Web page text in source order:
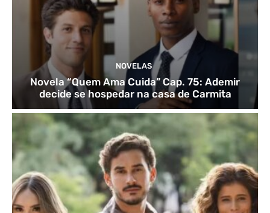
NOVELAS
Novela “Quem Ama Cuida” Cap. 75: Ademir
decide se hospedar na casa de Carmita